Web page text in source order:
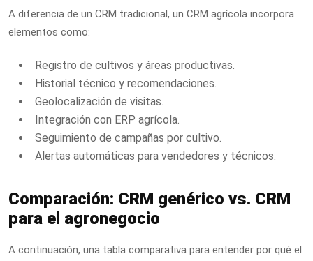
A diferencia de un CRM tradicional, un CRM agrícola incorpora
elementos como:
Registro de cultivos y áreas productivas.
Historial técnico y recomendaciones.
Geolocalización de visitas.
Integración con ERP agrícola.
Seguimiento de campañas por cultivo.
Alertas automáticas para vendedores y técnicos.
Comparación: CRM genérico vs. CRM
para el agronegocio
A continuación, una tabla comparativa para entender por qué el